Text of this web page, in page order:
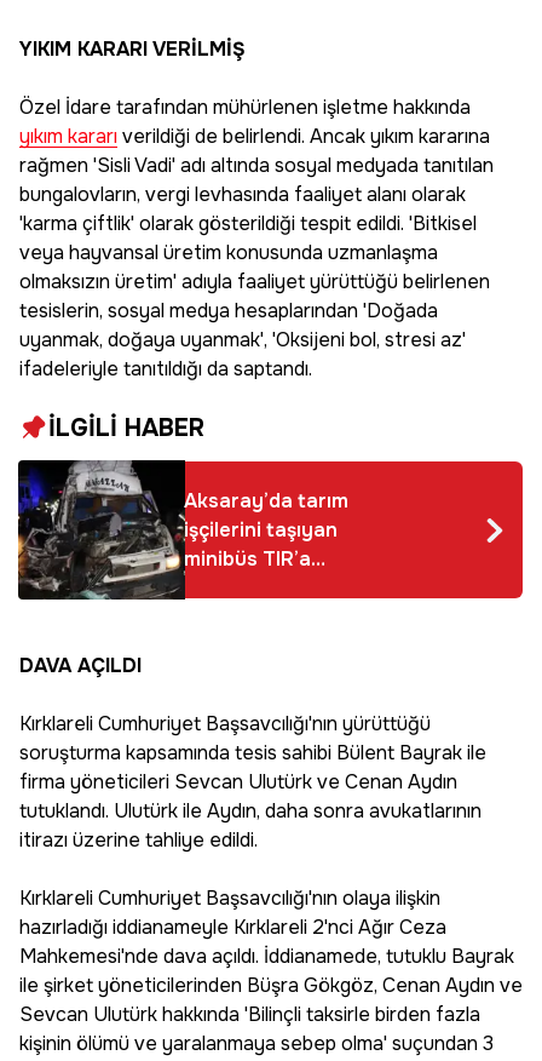
YIKIM KARARI VERİLMİŞ
Özel İdare tarafından mühürlenen işletme hakkında
yıkım kararıverildiği de belirlendi. Ancak yıkım kararına
rağmen 'Sisli Vadi' adı altında sosyal medyada tanıtılan
bungalovların, vergi levhasında faaliyet alanı olarak
'karma çiftlik' olarak gösterildiği tespit edildi. 'Bitkisel
veya hayvansal üretim konusunda uzmanlaşma
olmaksızın üretim' adıyla faaliyet yürüttüğü belirlenen
tesislerin, sosyal medya hesaplarından 'Doğada
uyanmak, doğaya uyanmak', 'Oksijeni bol, stresi az'
ifadeleriyle tanıtıldığı da saptandı.
İLGİLİ HABER
Aksaray’da tarım
işçilerini taşıyan
minibüs TIR’a
DAVA AÇILDI
Kırklareli Cumhuriyet Başsavcılığı'nın yürüttüğü
soruşturma kapsamında tesis sahibi Bülent Bayrak ile
firma yöneticileri Sevcan Ulutürk ve Cenan Aydın
tutuklandı. Ulutürk ile Aydın, daha sonra avukatlarının
itirazı üzerine tahliye edildi.
Kırklareli Cumhuriyet Başsavcılığı'nın olaya ilişkin
hazırladığı iddianameyle Kırklareli 2'nci Ağır Ceza
Mahkemesi'nde dava açıldı. İddianamede, tutuklu Bayrak
ile şirket yöneticilerinden Büşra Gökgöz, Cenan Aydın ve
Sevcan Ulutürk hakkında 'Bilinçli taksirle birden fazla
kişinin ölümü ve yaralanmaya sebep olma' suçundan 3